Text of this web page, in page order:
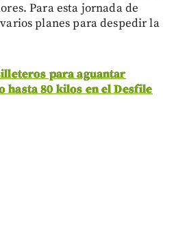
Para esta jornada de
planes para despedir la
para aguantar
hasta 80 kilos en el Desfile